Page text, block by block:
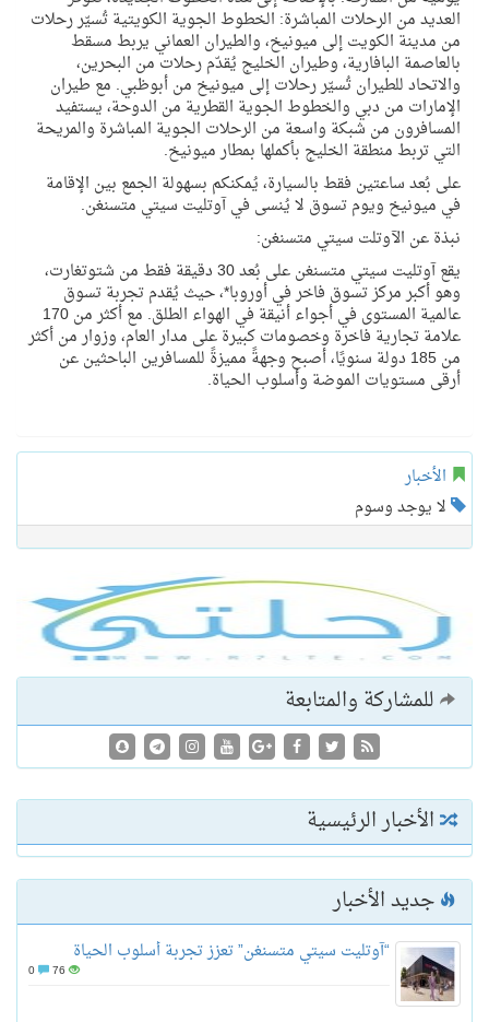
العديد من الرحلات المباشرة: الخطوط الجوية الكويتية تُسيّر رحلات
من مدينة الكويت إلى ميونيخ، والطيران العماني يربط مسقط
بالعاصمة البافارية، وطيران الخليج يُقدّم رحلات من البحرين،
والاتحاد للطيران تُسيّر رحلات إلى ميونيخ من أبوظبي. مع طيران
الإمارات من دبي والخطوط الجوية القطرية من الدوحة، يستفيد
المسافرون من شبكة واسعة من الرحلات الجوية المباشرة والمريحة
التي تربط منطقة الخليج بأكملها بمطار ميونيخ.
على بُعد ساعتين فقط بالسيارة، يُمكنكم بسهولة الجمع بين الإقامة
في ميونيخ ويوم تسوق لا يُنسى فيآوتليت سيتي متسنغن.
نبذة عن الآوتلت سيتي متسنغن:
يقعآوتليت سيتي متسنغن على بُعد 30 دقيقة فقط من شتوتغارت،
وهو أكبر مركز تسوق فاخر في أوروبا*،حيث يُقدم تجربة تسوق
عالمية المستوى في أجواء أنيقة في الهواء الطلق. مع أكثر من 170
علامة تجارية فاخرة وخصومات كبيرة على مدار العام، وزوار من أكثر
من 185 دولة سنويًا، أصبح وجهةً مميزةً للمسافرين الباحثين عن
أرقى مستويات الموضة وأسلوب الحياة.
الأخبار
لا يوجد وسوم
للمشاركة والمتابعة
الأخبار الرئيسية
جديد الأخبار
“آوتليت سيتي متسنغن” تعزز تجربة أسلوب الحياة
76